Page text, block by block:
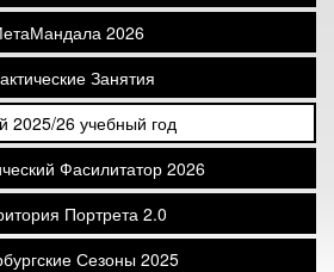
2026
Занятия
2025/26 учебный год
Фасилитатор 2026
Портрета 2.0
Сезоны 2025